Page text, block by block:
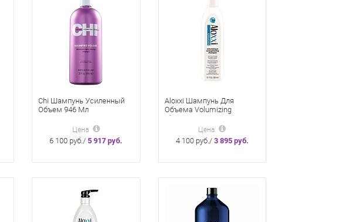
Chi Шампунь Усиленный
Объем 946 Мл
Цена
6 100 руб./5 917 руб.
Aloxxi Шампунь Для
Объема Volumizing
Shampoo 300 Мл
Цена
4 100 руб./ 3 895 руб.